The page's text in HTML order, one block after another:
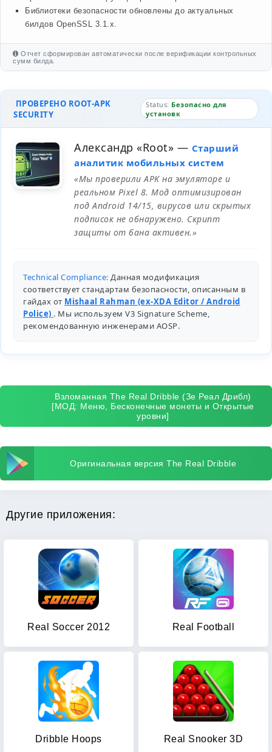
Библиотеки безопасности обновлены до актуальных
билдов OpenSSL 3.1.x.
Отчет сформирован автоматически после верификации контрольных
сумм билда.
ПРОВЕРЕНО ROOT-APK
SECURITY
Status: Безопасно для
установк
Александр «Root» — Старший
аналитик мобильных систем
«Мы проверили APK на эмуляторе и
реальном Pixel 8. Мод оптимизирован
под Android 14/15, вирусов или скрытых
подписок не обнаружено. Скрипт
защиты от бана активен.»
Technical Compliance: Данная модификация
соответствует стандартам безопасности, описанным в
гайдах от Mishaal Rahman (ex-XDA Editor / Android
Police) . Мы используем V3 Signature Scheme,
рекомендованную инженерами AOSP.
Взломанная The Real Dribble (Зе Реал Дрибл)
[МОД: Меню, Бесконечные монеты и Открытые
уровни]
Оригинальная версия The Real Dribble
Другие приложения:
Real Soccer 2012 Real Football
Dribble Hoops Real Snooker 3D